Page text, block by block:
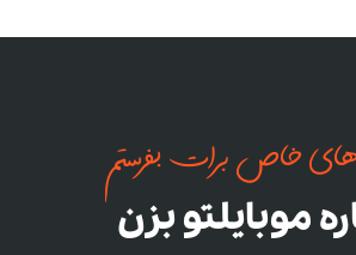
خاص برات بفرستم
موبایلتو بزن